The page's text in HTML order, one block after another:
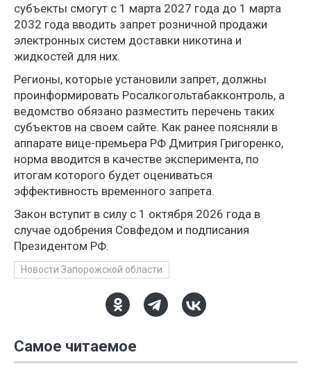
субъекты смогут с 1 марта 2027 года до 1 марта
2032 года вводить запрет розничной продажи
электронных систем доставки никотина и
жидкостей для них.
Регионы, которые установили запрет, должны
проинформировать Росалкогольтабакконтроль, а
ведомство обязано разместить перечень таких
субъектов на своем сайте. Как ранее поясняли в
аппарате вице-премьера РФ Дмитрия Григоренко,
норма вводится в качестве эксперимента, по
итогам которого будет оцениваться
эффективность временного запрета.
Закон вступит в силу с 1 октября 2026 года в
случае одобрения Совфедом и подписания
Президентом РФ.
Новости Запорожской области
Самое читаемое